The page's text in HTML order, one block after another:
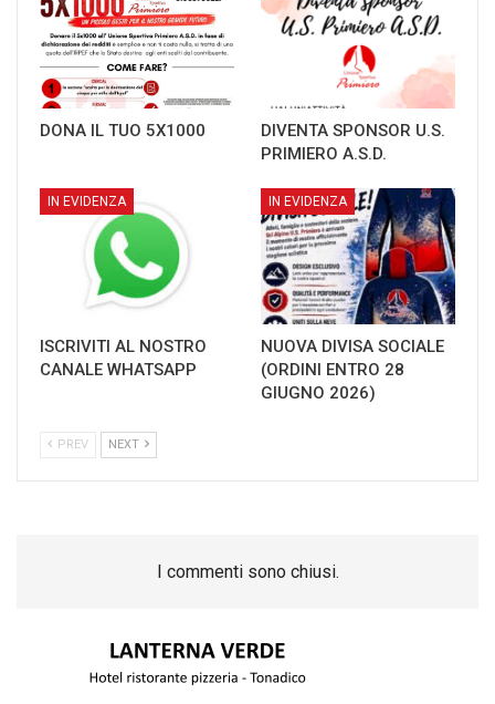
DONA IL TUO 5X1000
DIVENTA SPONSOR U.S.
PRIMIERO A.S.D.
IN EVIDENZA
ISCRIVITI AL NOSTRO
CANALE WHATSAPP
IN EVIDENZA
NUOVA DIVISA SOCIALE
(ORDINI ENTRO 28
GIUGNO 2026)
PREV NEXT
I commenti sono chiusi.